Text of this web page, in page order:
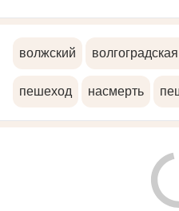
волжский
пешеход насмерть